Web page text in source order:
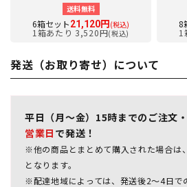
送料無料
6箱セット21,120円 (税込)
1箱あたり 3,520円(税込)
8
1
発送（お取り寄せ）について
平日（月～金）15時までのご注文・
営業日 で発送！
※他の商品とまとめて購入された場合は
となります。
※配達地域によっては、発送後2～4日で